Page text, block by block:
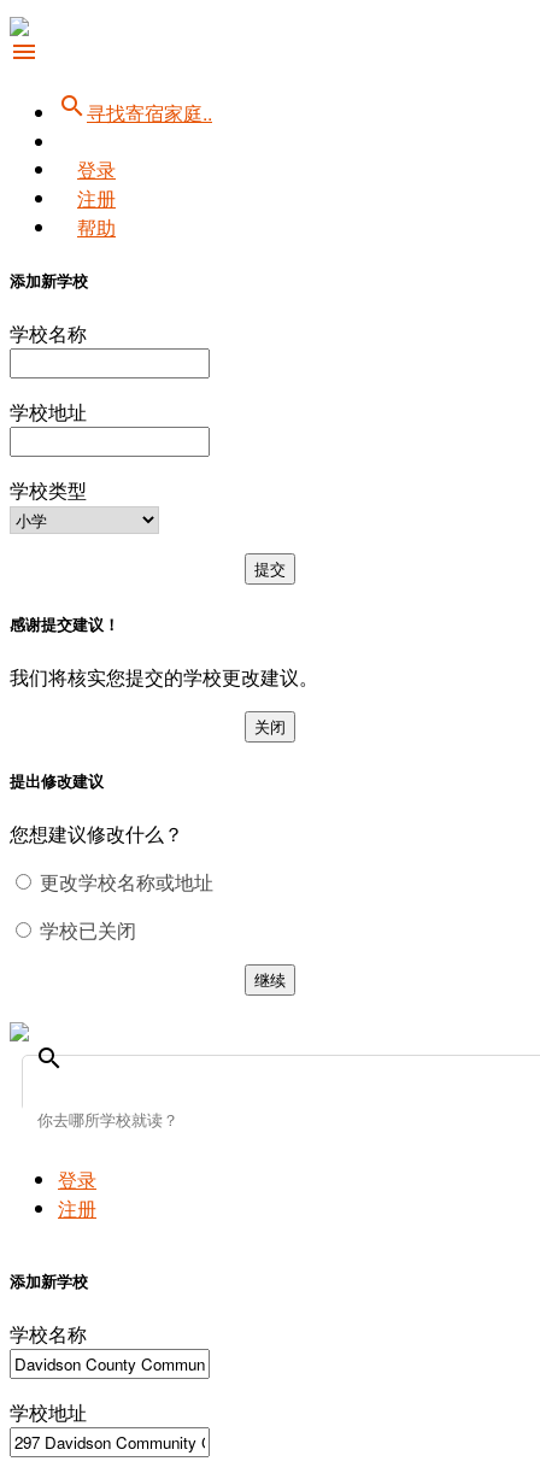
menu
search寻找寄宿家庭..
登录
注册
帮助
添加新学校
学校名称
学校地址
学校类型
提交
感谢提交建议！
我们将核实您提交的学校更改建议。
关闭
提出修改建议
您想建议修改什么？
更改学校名称或地址
学校已关闭
继续
search
登录
注册
添加新学校
学校名称
学校地址